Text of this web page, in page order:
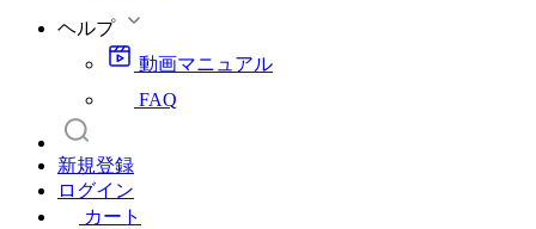
ヘルプ
動画マニュアル
FAQ
新規登録
ログイン
カート